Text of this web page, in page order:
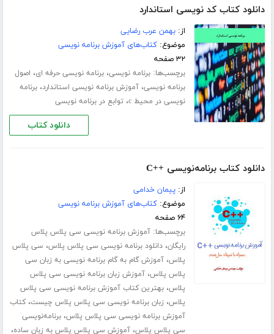
دانلود کتاب کد نویسی استاندارد
از:بهمن عرب رضایی
موضوع:کتاب‌های آموزش برنامه نویسی
۳۲ صفحه
برچسب‌ها:برنامه نویسی،برنامه نویسی حرفه ای، اصول
برنامه نویسی،آموزش برنامه نویسی استاندارد،برنامه
نویسی در محیط c ، توابع در برنامه نویسی
دانلود کتاب
دانلود کتاب برنامه‌نویسی ++C
از:پیمان خدامی
موضوع:کتاب‌های آموزش برنامه نویسی
۶۴ صفحه
برچسب‌ها:آموزش برنامه نویسی سی پلاس پلاس
رایگان،دانلود برنامه نویسی سی پلاس پلاس، سی پلاس
پلاس،آموزش گام به گام برنامه نویسی به زبان سی
پلاس پلاس،آموزش زبان برنامه نویسی سی پلاس
پلاس،بهترین کتاب آموزش برنامه نویسی سی پلاس
پلاس، زبان برنامه نویسی سی پلاس پلاس چیست،کتاب
آموزش برنامه نویسی سی پلاس پلاس،برنامه‌نویسی
سی پلاس پلاس،آموزش سی پلاس پلاس به زبان ساده،